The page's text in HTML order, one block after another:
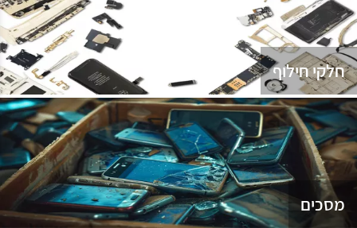
חלקי חילוף
מסכים